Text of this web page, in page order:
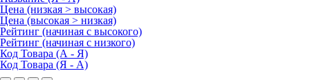
Цена (низкая > высокая)
Цена (высокая > низкая)
Рейтинг (начиная с высокого)
Рейтинг (начиная с низкого)
Код Товара (А - Я)
Код Товара (Я - А)